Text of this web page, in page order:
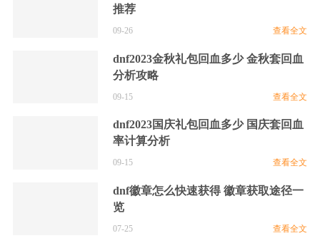
推荐
09-26 查看全文
dnf2023金秋礼包回血多少 金秋套回血
分析攻略
09-15 查看全文
dnf2023国庆礼包回血多少 国庆套回血
率计算分析
09-15 查看全文
dnf徽章怎么快速获得 徽章获取途径一
览
07-25 查看全文